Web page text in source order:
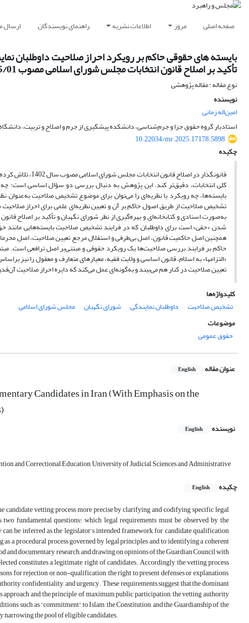
صفحه اصلی مرور اطلاعات نشریه راهنمای نویسندگان ارسال
بایسته­ های حقوقی حاکم بر رویکرد احراز صلاحیت داوطلبان
تأکید بر اصلاح قانون انتخابات مجلس شورای اسلامی مصوب 1402/05/01)
نوع مقاله : مقاله پژوهشی
نویسنده
امین‌اله زمانی
استادیار گروه حقوق جزا و جرم‌شناسی، دانشکده پیشگیری از جرم و اصلاح و تربیت،
10.22034/mr.2025.17178.5898
چکیده
قانونگذار در
کلی انتخابات، دقیق‌تر کند. این پژوهش به دنبال بررسی دو سؤال اساسی است: چه
بایسته‌ها، چه رویکرد یا نظریه‌ای را می‌توان برای موضوع تشخیص صلاحیت به‌عنوان
تشخیص صلاحیت از طریق اصول حاکم بر آن و تعیین نظریه‌ای علمی برای احراز
شدن «حقی» است برای داوطلبان که در فرایند تشخیص صلاحیت بایسته‌هایی مانند
همچنین اصل حاکمیت قانون، اصل بی‌طرفی و استقلال مرجع تعیین صلاحیت، اصل
حاکم بر فرایند بررسی صلاحیت‌ها یک رویکرد حقوقی و مبتنی‌بر اصل ترافعی است.
«التزام­ها» به اسلام، قانون اساسی و ولایت ‌فقیه، معیارهای متعارف و معقول را نیز
تعیین صلاحیت در کنار هم می‌بیند و به‌گونه‌ای عمل می‌کند که دایره احراز صلاحیت
کلیدواژه‌ها
تشخیص صلاحیت
داوطلبان نمایندگی شورای نگهبان
مجلس شورای اسلامی
موضوعات
حقوق عمومی
عنوان مقاله English
Candidates in Iran (With Emphasis on the
نویسنده English
and Correctional Education, University of Judicial Sciences and Administrative
چکیده
English
vetting process more precise by clarifying and codifying specific legal
fundamental questions: which legal requirements must be observed by the
be inferred as the legislator’s intended framework for candidate qualification
a procedural process governed by legal principles and to identifying a coherent
documentary research, and drawing on opinions of the Guardian Council with
constitutes a legitimate right of candidates. Accordingly, the vetting process
for rejection or non-qualification, the right to present defenses or explanations,
confidentiality, and urgency. These requirements suggest that the dominant
and the principle of maximum public participation, the vetting authority
such as “commitment” to Islam, the Constitution, and the Guardianship of the
narrowing the pool of eligible candidates.